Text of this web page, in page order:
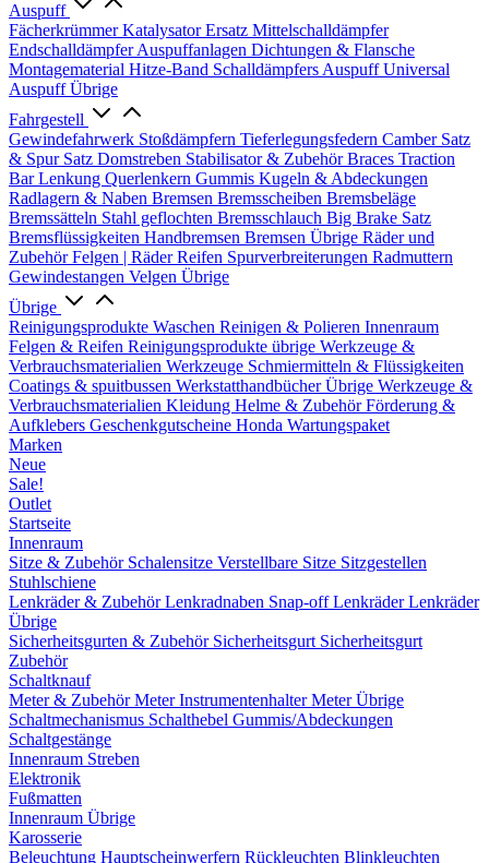
Auspuff
FächerkrümmerKatalysator Ersatz Mittelschalldämpfer
EndschalldämpferAuspuffanlagen Dichtungen & Flansche
Montagematerial Hitze-Band Schalldämpfers Auspuff Universal
Auspuff Übrige
Fahrgestell
Gewindefahrwerk Stoßdämpfern Tieferlegungsfedern Camber Satz
& Spur Satz Domstreben Stabilisator & ZubehörBraces Traction
BarLenkung Querlenkern Gummis Kugeln & Abdeckungen
Radlagern & Naben Bremsen Bremsscheiben Bremsbeläge
Bremssätteln Stahl geflochten Bremsschlauch Big Brake Satz
Bremsflüssigkeiten Handbremsen Bremsen Übrige Räder und
ZubehörFelgen | RäderReifen Spurverbreiterungen Radmuttern
Gewindestangen Velgen Übrige
Übrige
Reinigungsprodukte Waschen Reinigen & Polieren Innenraum
Felgen & Reifen Reinigungsprodukte übrige Werkzeuge &
Verbrauchsmaterialien Werkzeuge Schmiermitteln & Flüssigkeiten
Coatings & spuitbussen WerkstatthandbücherÜbrige Werkzeuge &
Verbrauchsmaterialien Kleidung Helme & ZubehörFörderung &
Aufklebers Geschenkgutscheine Honda Wartungspaket
Marken
Neue
Sale!
Outlet
Startseite
Innenraum
Sitze & Zubehör Schalensitze Verstellbare Sitze Sitzgestellen
Stuhlschiene
Lenkräder & ZubehörLenkradnaben Snap-offLenkräderLenkräder
Übrige
Sicherheitsgurten & Zubehör Sicherheitsgurt Sicherheitsgurt
Zubehör
Schaltknauf
Meter & ZubehörMeterInstrumentenhalterMeter Übrige
Schaltmechanismus Schalthebel Gummis/Abdeckungen
Schaltgestänge
Innenraum Streben
Elektronik
Fußmatten
Innenraum Übrige
Karosserie
Beleuchtung Hauptscheinwerfern Rückleuchten Blinkleuchten